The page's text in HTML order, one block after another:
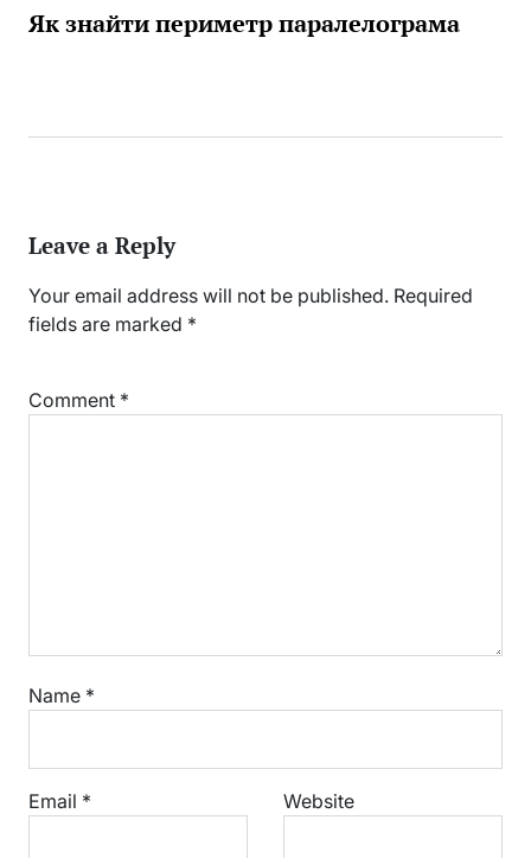
Як знайти периметр паралелограма
Leave a Reply
Your email address will not be published. Required
fields are marked *
Comment *
Name *
Email * Website